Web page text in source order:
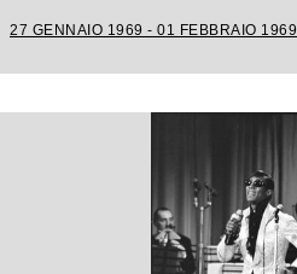
27 GENNAIO 1969 - 01 FEBBRAIO 1969